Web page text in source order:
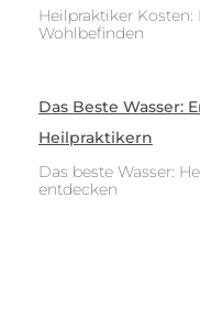
Heilpraktiker Kosten:
Wohlbefinden
Das Beste Wasser:
Heilpraktikern
Das beste Wasser:
entdecken